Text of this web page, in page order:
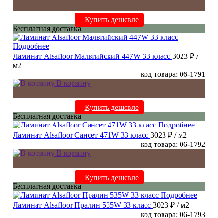
Купить дешевле
Бесплатная доставка
Подробнее
Ламинат Alsafloor Мальтийский 447W 33 класс 3023 ₽ /
м2
код товара: 06-1791
В корзину
Купить дешевле
Бесплатная доставка
Подробнее
Ламинат Alsafloor Сансет 471W 33 класс 3023 ₽ / м2
код товара: 06-1792
В корзину
Купить дешевле
Бесплатная доставка
Подробнее
Ламинат Alsafloor Пралин 535W 33 класс 3023 ₽ / м2
код товара: 06-1793